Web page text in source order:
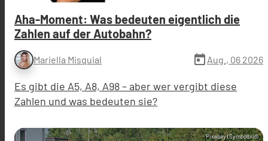
Aha-Moment: Was bedeuten eigentlich die
Zahlen auf der Autobahn?
Mariella Misquial today Aug., 06 2026
Es gibt die A5, A8, A98 – aber wer vergibt diese
Zahlen und was bedeuten sie?
Pixabay (Symbolbild)